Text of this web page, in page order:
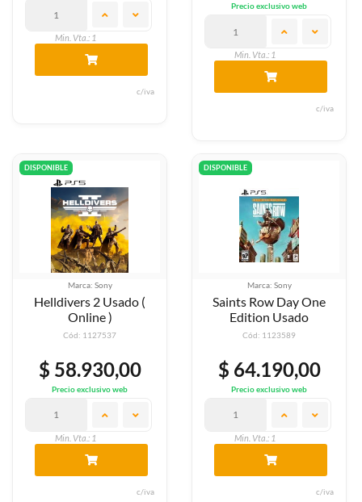
Min. Vta.: 1
c/iva
Precio exclusivo web
Min. Vta.: 1
c/iva
DISPONIBLE
Marca: Sony
Helldivers 2 Usado (
Online )
Cód: 1127537
$ 58.930,00
Precio exclusivo web
Min. Vta.: 1
c/iva
DISPONIBLE
Marca: Sony
Saints Row Day One
Edition Usado
Cód: 1123589
$ 64.190,00
Precio exclusivo web
Min. Vta.: 1
c/iva